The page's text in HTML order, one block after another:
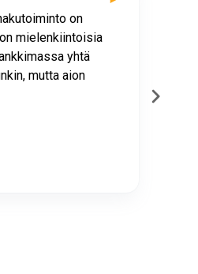
on
mielenkiintoisia
yhtä
mutta aion